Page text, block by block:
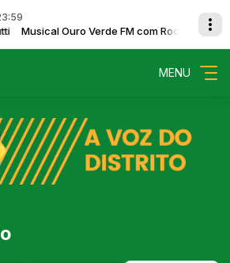
Musical Ouro Verde FM com Rodrigo
Jahlina - Sunshine
MENU